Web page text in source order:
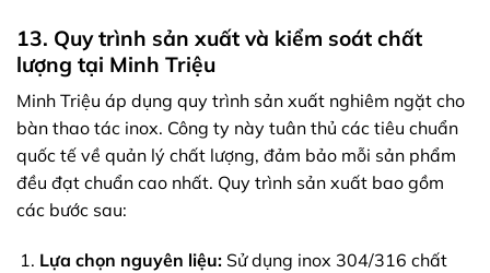
13. Quy trình sản xuất và kiểm soát chất
lượng tại Minh Triệu
Minh Triệu áp dụng quy trình sản xuất nghiêm ngặt cho
bàn thao tác inox. Công ty này tuân thủ các tiêu chuẩn
quốc tế về quản lý chất lượng, đảm bảo mỗi sản phẩm
đều đạt chuẩn cao nhất. Quy trình sản xuất bao gồm
các bước sau:
Lựa chọn nguyên liệu:Sử dụng inox 304/316 chất